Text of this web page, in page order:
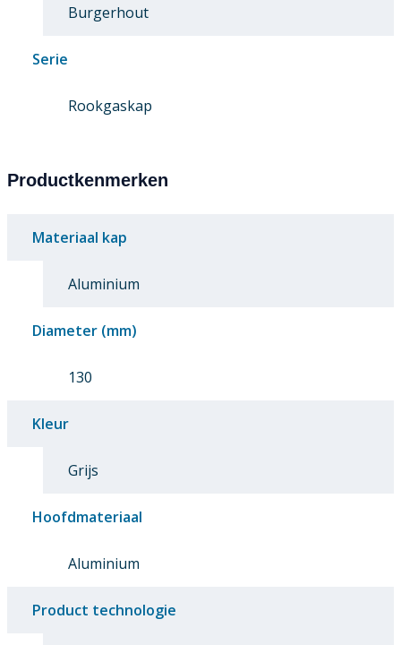
Burgerhout
Serie
Rookgaskap
Productkenmerken
Materiaal kap
Aluminium
Diameter (mm)
130
Kleur
Grijs
Hoofdmateriaal
Aluminium
Product technologie